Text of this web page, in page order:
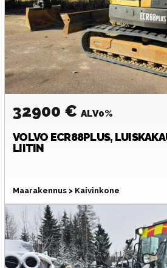
32900 € ALV0%
VOLVO ECR88PLUS,
LIITIN
Maarakennus > Kaivinkone